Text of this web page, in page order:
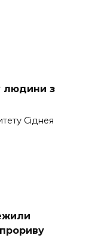
людини з
Сіднея